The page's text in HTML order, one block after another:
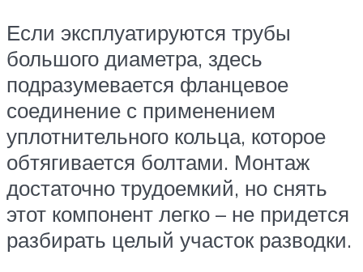
Если эксплуатируются трубы
большого диаметра, здесь
подразумевается фланцевое
соединение с применением
уплотнительного кольца, которое
обтягивается болтами. Монтаж
достаточно трудоемкий, но снять
этот компонент легко – не придется
разбирать целый участок разводки.